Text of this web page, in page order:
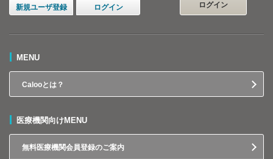
新規ユーザ登録 ログイン
ログイン
MENU
Calooとは？
医療機関向けMENU
無料医療機関会員登録のご案内